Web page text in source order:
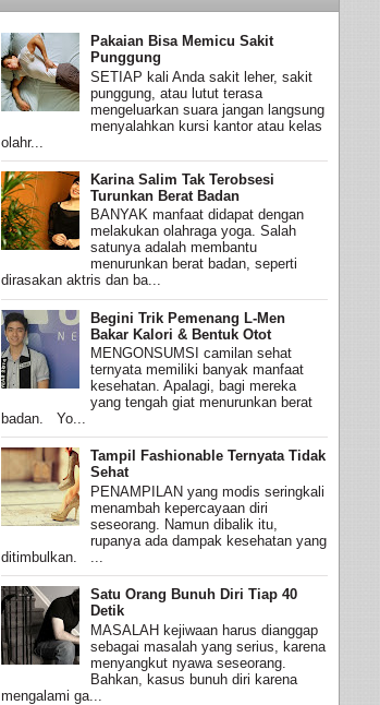
Pakaian Bisa Memicu Sakit
Punggung
SETIAP kali Anda sakit leher, sakit
punggung, atau lutut terasa
mengeluarkan suara jangan langsung
menyalahkan kursi kantor atau kelas
olahr...
Karina Salim Tak Terobsesi
Turunkan Berat Badan
BANYAK manfaat didapat dengan
melakukan olahraga yoga. Salah
satunya adalah membantu
menurunkan berat badan, seperti
dirasakan aktris dan ba...
Begini Trik Pemenang L-Men
Bakar Kalori & Bentuk Otot
MENGONSUMSI camilan sehat
ternyata memiliki banyak manfaat
kesehatan. Apalagi, bagi mereka
yang tengah giat menurunkan berat
badan. Yo...
Tampil Fashionable Ternyata Tidak
Sehat
PENAMPILAN yang modis seringkali
menambah kepercayaan diri
seseorang. Namun dibalik itu,
rupanya ada dampak kesehatan yang
ditimbulkan. ...
Satu Orang Bunuh Diri Tiap 40
Detik
MASALAH kejiwaan harus dianggap
sebagai masalah yang serius, karena
menyangkut nyawa seseorang.
Bahkan, kasus bunuh diri karena
mengalami ga...